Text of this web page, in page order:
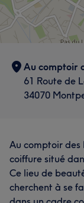
Au comptoir
61 Route de
34070
Au comptoir des
coiffure situé
Ce lieu de
cherchent à se